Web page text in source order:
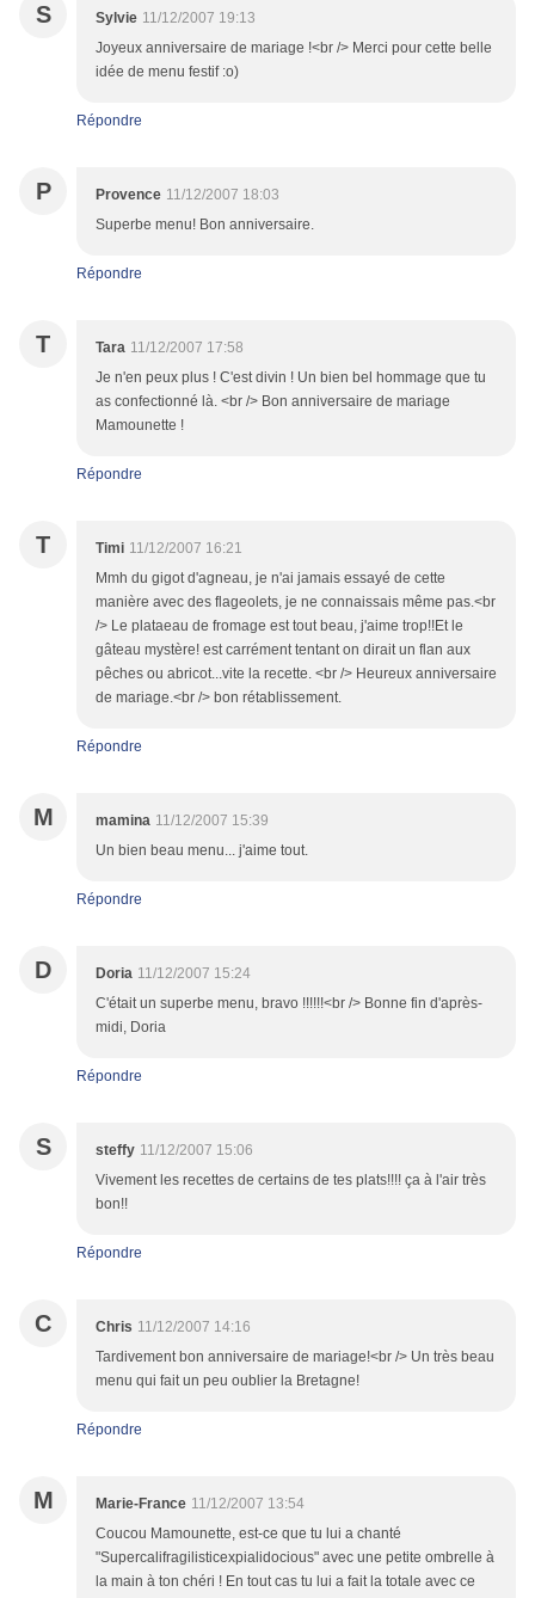
S Sylvie 11/12/2007 19:13
Joyeux anniversaire de mariage !<br /> Merci pour cette belle
idée de menu festif :o)
Répondre
P Provence 11/12/2007 18:03
Superbe menu! Bon anniversaire.
Répondre
T Tara 11/12/2007 17:58
Je n'en peux plus ! C'est divin ! Un bien bel hommage que tu
as confectionné là. <br /> Bon anniversaire de mariage
Mamounette !
Répondre
T Timi 11/12/2007 16:21
Mmh du gigot d'agneau, je n'ai jamais essayé de cette
manière avec des flageolets, je ne connaissais même pas.<br
/> Le plataeau de fromage est tout beau, j'aime trop!!Et le
gâteau mystère! est carrément tentant on dirait un flan aux
pêches ou abricot...vite la recette. <br /> Heureux anniversaire
de mariage.<br /> bon rétablissement.
Répondre
M mamina 11/12/2007 15:39
Un bien beau menu... j'aime tout.
Répondre
D Doria 11/12/2007 15:24
C'était un superbe menu, bravo !!!!!!<br /> Bonne fin d'après-
midi, Doria
Répondre
S steffy 11/12/2007 15:06
Vivement les recettes de certains de tes plats!!!! ça à l'air très
bon!!
Répondre
C Chris 11/12/2007 14:16
Tardivement bon anniversaire de mariage!<br /> Un très beau
menu qui fait un peu oublier la Bretagne!
Répondre
M Marie-France 11/12/2007 13:54
Coucou Mamounette, est-ce que tu lui a chanté
"Supercalifragilisticexpialidocious" avec une petite ombrelle à
la main à ton chéri ! En tout cas tu lui a fait la totale avec ce